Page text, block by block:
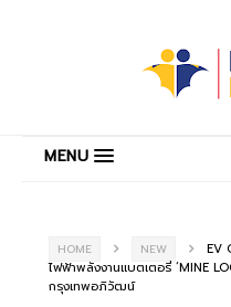
MENU
HOME NEW
EV
ไฟฟ้าพลังงานแบตเตอรี่ ‘MINE
กรุงเทพอภิวัฒน์